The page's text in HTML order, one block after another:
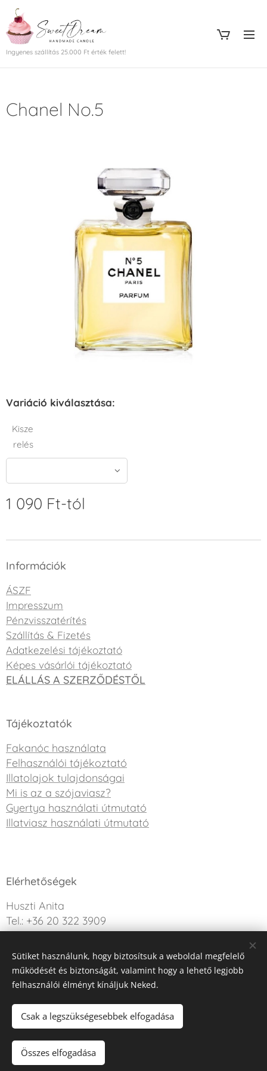
Ingyenes szállítás 25.000 Ft érték felett!
Chanel No.5
Variáció kiválasztása:
Kisze
relés
1 090 Ft-tól
Információk
ÁSZF
Impresszum
Pénzvisszatérítés
Szállítás & Fizetés
Adatkezelési tájékoztató
Képes vásárlói tájékoztató
ELÁLLÁS A SZERZŐDÉSTŐL
Tájékoztatók
Fakanóc használata
Felhasználói tájékoztató
Illatolajok tulajdonságai
Mi is az a szójaviasz?
Gyertya használati útmutató
Illatviasz használati útmutató
Elérhetőségek
Huszti Anita
Tel.: +36 20 322 3909
Kérdésed van? Írj nekünk!
Az oldalt a Webnode működteti
Sütiket használunk, hogy biztosítsuk a weboldal megfelelő
működését és biztonságát, valamint hogy a lehető legjobb
felhasználói élményt kínáljuk Neked.
Csak a legszükségesebbek elfogadása
Összes elfogadása